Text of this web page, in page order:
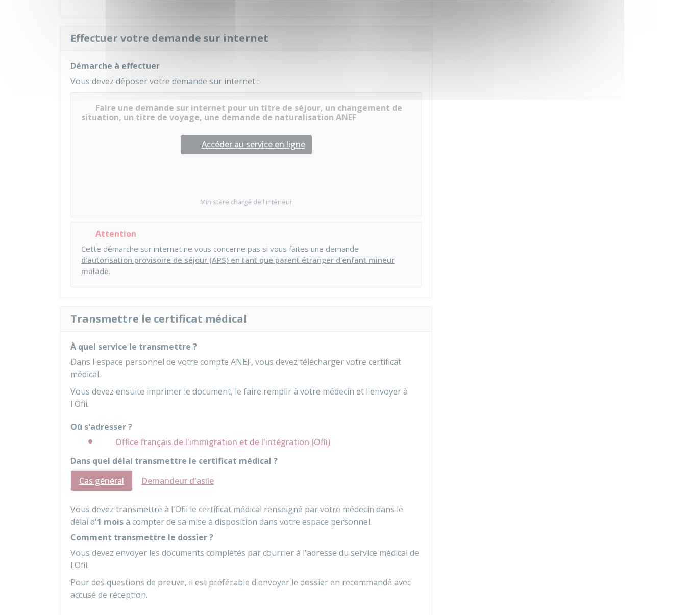
Effectuer votre demande sur internet
Démarche à effectuer
Vous devez déposer votre demande sur internet :
Faire une demande sur internet pour un titre de séjour, un changement de
situation, un titre de voyage, une demande de naturalisation ANEF
Accéder au service en ligne
Ministère chargé de l'intérieur
Attention
Cette démarche sur internet ne vous concerne pas si vous faites une demande
d'autorisation provisoire de séjour (APS) en tant que parent étranger d'enfant mineur
malade.
Transmettre le certificat médical
À quel service le transmettre ?
Dans l'espace personnel de votre compte ANEF, vous devez télécharger votre certificat
médical.
Vous devez ensuite imprimer le document, le faire remplir à votre médecin et l'envoyer à
l'Ofii.
Où s'adresser ?
Office français de l'immigration et de l'intégration (Ofii)
Dans quel délai transmettre le certificat médical ?
Cas général
Demandeur d'asile
Vous devez transmettre à l'Ofii le certificat médical renseigné par votre médecin dans le
délai d'1 moisà compter de sa mise à disposition dans votre espace personnel.
Comment transmettre le dossier ?
Vous devez envoyer les documents complétés par courrier à l'adresse du service médical de
l'Ofii.
Pour des questions de preuve, il est préférable d'envoyer le dossier en recommandé avec
accusé de réception.